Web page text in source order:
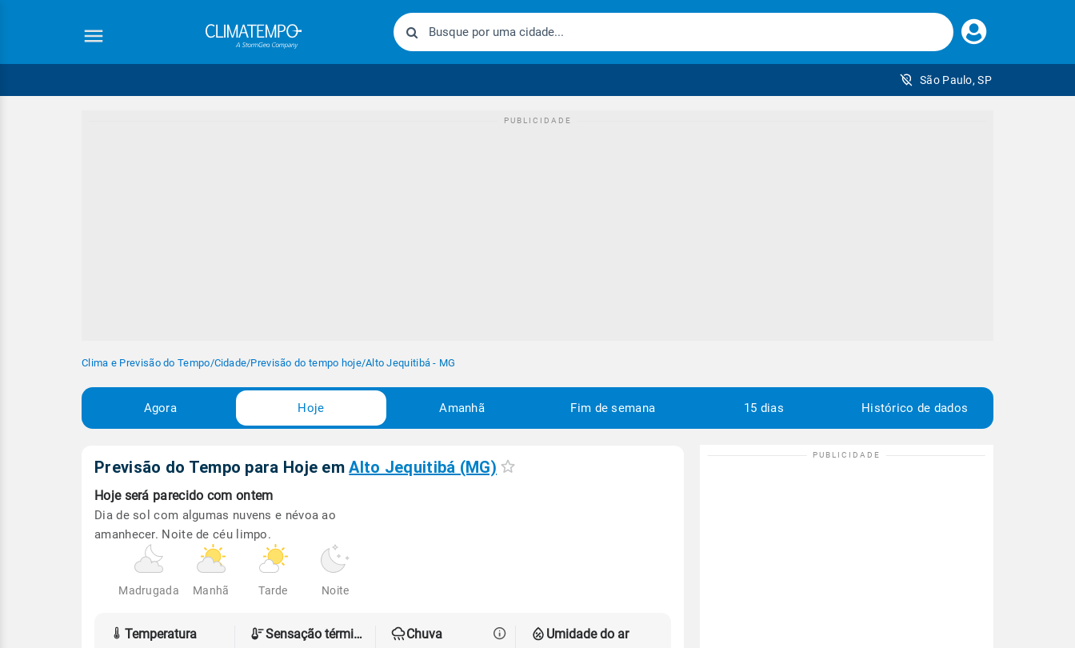
Faça
seu
São Paulo, SP
Clima e Previsão do Tempo/Cidade/Previsão do tempo hoje/Alto Jequitibá - MG
Agora Hoje Amanhã Fim de semana 15 dias Histórico de dados
Previsão do Tempo para Hoje emAlto Jequitibá (MG)
Hoje será parecido com ontem
Dia de sol com algumas nuvens e névoa ao
amanhecer. Noite de céu limpo.
Madrugada Manhã Tarde Noite
Temperatura
Sensação térmica
Chuva
Umidade do ar